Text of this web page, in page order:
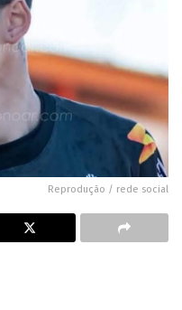
Reprodução / rede social